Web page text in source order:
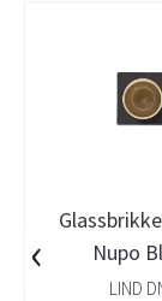
Nupo
LIND
‹